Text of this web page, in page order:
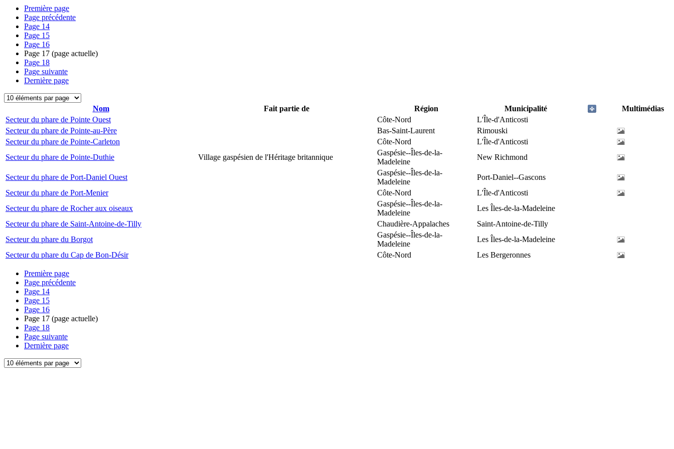
Première page
Page précédente
Page 14
Page 15
Page 16
Page 17 (page actuelle)
Page 18
Page suivante
Dernière page
Nom Fait partie de Région Municipalité
Multimédias
Secteur du phare de Pointe Ouest
Côte-Nord
L'Île-d'Anticosti
Secteur du phare de Pointe-au-Père
Bas-Saint-Laurent
Rimouski
Secteur du phare de Pointe-Carleton
Côte-Nord
L'Île-d'Anticosti
Secteur du phare de Pointe-Duthie
Village gaspésien de l'Héritage britannique
Gaspésie--Îles-de-la-
Madeleine
New Richmond
Secteur du phare de Port-Daniel Ouest
Gaspésie--Îles-de-la-
Madeleine
Port-Daniel--Gascons
Secteur du phare de Port-Menier
Côte-Nord
L'Île-d'Anticosti
Secteur du phare de Rocher aux oiseaux
Gaspésie--Îles-de-la-
Madeleine
Les Îles-de-la-Madeleine
Secteur du phare de Saint-Antoine-de-Tilly
Chaudière-Appalaches
Saint-Antoine-de-Tilly
Secteur du phare du Borgot
Gaspésie--Îles-de-la-
Madeleine
Les Îles-de-la-Madeleine
Secteur du phare du Cap de Bon-Désir
Côte-Nord Les Bergeronnes
Première page
Page précédente
Page 14
Page 15
Page 16
Page 17 (page actuelle)
Page 18
Page suivante
Dernière page